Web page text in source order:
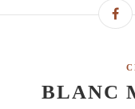
BLANC